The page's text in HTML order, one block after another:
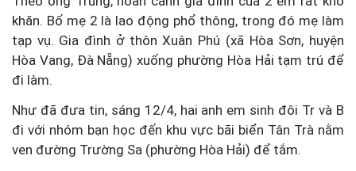
khăn. Bố mẹ 2 là lao động phổ thông, trong đó mẹ làm
tạp vụ. Gia đình ở thôn Xuân Phú (xã Hòa Sơn, huyện
Hòa Vang, Đà Nẵng) xuống phường Hòa Hải tạm trú để
đi làm.
Như đã đưa tin, sáng 12/4, hai anh em sinh đôi Tr và B
đi với nhóm bạn học đến khu vực bãi biển Tân Trà nằm
ven đường Trường Sa (phường Hòa Hải) để tắm.